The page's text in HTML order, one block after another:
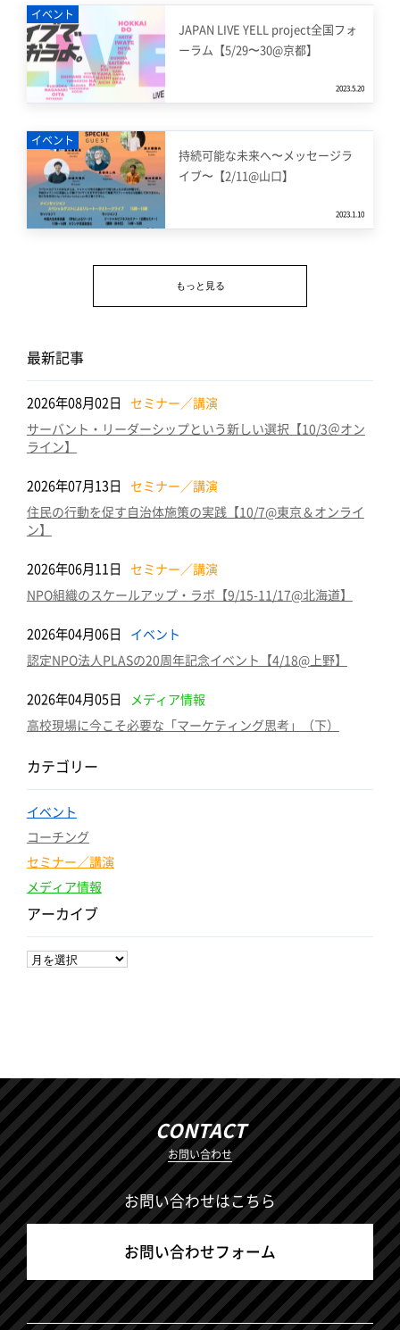
イベント
JAPAN LIVE YELL project全国フォ
ーラム【5/29〜30@京都】
2023.5.20
イベント
持続可能な未来へ〜メッセージラ
イブ〜【2/11@山口】
2023.1.10
もっと見る
最新記事
2026年08月02日
セミナー／講演
サーバント・リーダーシップという新しい選択【10/3＠オン
ライン】
2026年07月13日
セミナー／講演
住民の行動を促す自治体施策の実践【10/7@東京＆オンライ
ン】
2026年06月11日
セミナー／講演
NPO組織のスケールアップ・ラボ【9/15-11/17@北海道】
2026年04月06日
イベント
認定NPO法人PLASの20周年記念イベント【4/18@上野】
2026年04月05日
メディア情報
高校現場に今こそ必要な「マーケティング思考」（下）
カテゴリー
イベント
コーチング
セミナー／講演
メディア情報
アーカイブ
CONTACT
お問い合わせ
お問い合わせはこちら
お問い合わせフォーム